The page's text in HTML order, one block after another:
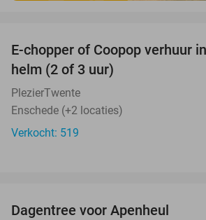
E-chopper of Coopop verhuur
helm (2 of 3 uur)
PlezierTwente
Enschede (+2 locaties)
Verkocht: 519
Dagentree voor Apenheul